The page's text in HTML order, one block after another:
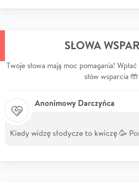
SŁOWA
Twoje słowa mają moc pomagania!
słów wsparcia 🤲
Anonimowy Darczyńca
Kiedy widzę słodycze to kwiczę 🥳